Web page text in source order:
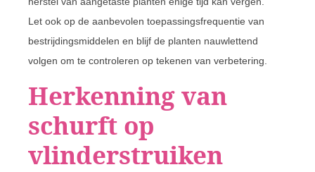
Let ook op de aanbevolen toepassingsfrequentie van
bestrijdingsmiddelen en blijf de planten nauwlettend
volgen om te controleren op tekenen van verbetering.
Herkenning van
schurft op
vlinderstruiken